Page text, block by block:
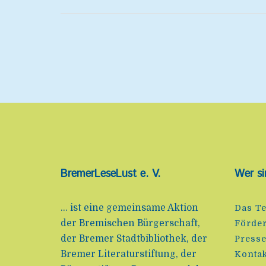
BremerLeseLust e. V.
... ist eine gemeinsame Aktion
der Bremischen Bürgerschaft,
der Bremer Stadtbibliothek, der
Bremer Literaturstiftung, der
Wer
Das
Presse